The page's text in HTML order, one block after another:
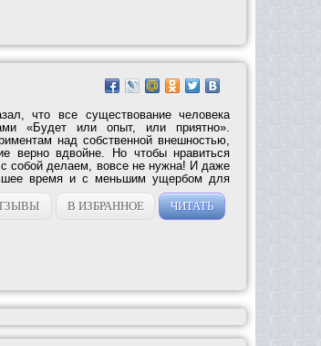
что все существование человека
«Будет или опыт, или приятно».
над собственной внешностью,
верно вдвойне. Но чтобы нравиться
собой делаем, вовсе не нужна! И даже
время и с меньшим ущербом для
В ИЗБРАННОЕ ЧИТАТЬ